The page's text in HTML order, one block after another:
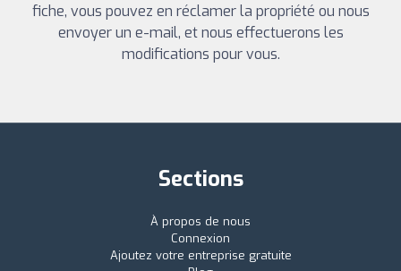
fiche, vous pouvez en réclamer la propriété ou nous
envoyer un e-mail, et nous effectuerons les
modifications pour vous.
Sections
À propos de nous
Connexion
Ajoutez votre entreprise gratuite